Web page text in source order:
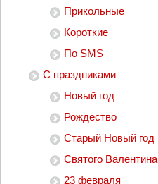
Прикольные
Короткие
По SMS
С праздниками
Новый год
Рождество
Старый Новый год
Святого Валентина
23 февраля